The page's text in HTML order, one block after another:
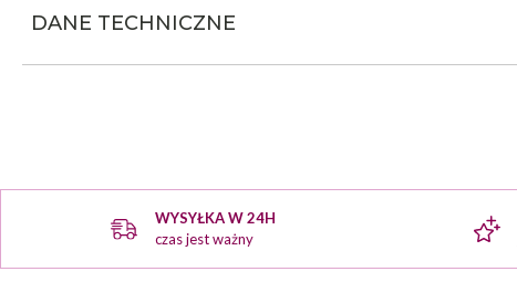
DANE TECHNICZNE
WYSYŁKA W 24H
czas jest ważny